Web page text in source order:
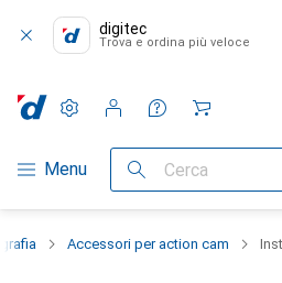
digitec
Trova e ordina più veloce
Categoria Navigazione
Menu Cerca
Impostazioni
Conto cliente
Liste di confronto
Liste dei desideri
Carrello
Accessori per action cam